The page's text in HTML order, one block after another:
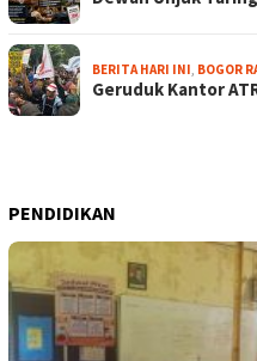
BERITA HARI INI, BOGOR
Geruduk Kantor
PENDIDIKAN